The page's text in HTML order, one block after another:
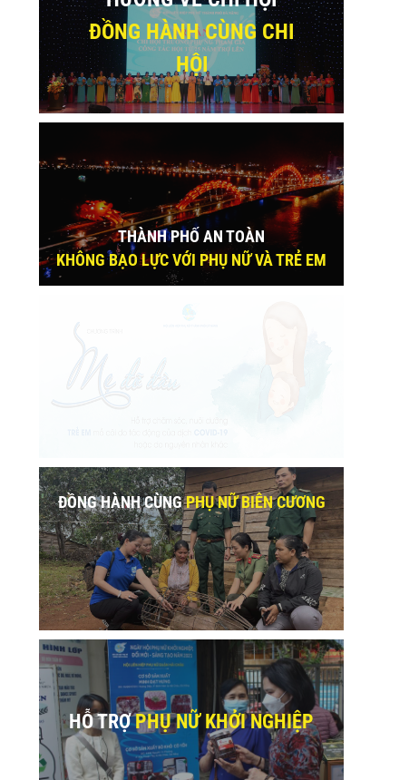
ĐỒNG HÀNH CÙNG CHI
HỘI
THÀNH PHỐ AN TOÀN
KHÔNG BẠO LỰC VỚI PHỤ NỮ VÀ TRẺ EM
ĐỒNG HÀNH CÙNGPHỤ NỮ BIÊN CƯƠNG
HỖ TRỢPHỤ NỮ KHỞI NGHIỆP